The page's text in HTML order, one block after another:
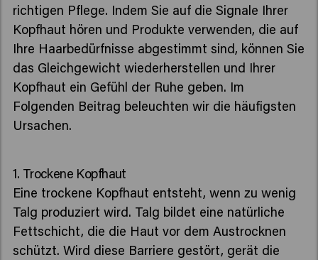
richtigen Pflege. Indem Sie auf die Signale Ihrer
Kopfhaut hören und Produkte verwenden, die auf
Ihre Haarbedürfnisse abgestimmt sind, können Sie
das Gleichgewicht wiederherstellen und Ihrer
Kopfhaut ein Gefühl der Ruhe geben. Im
Folgenden Beitrag beleuchten wir die häufigsten
Ursachen.
1. Trockene Kopfhaut
Eine trockene Kopfhaut entsteht, wenn zu wenig
Talg produziert wird. Talg bildet eine natürliche
Fettschicht, die die Haut vor dem Austrocknen
schützt. Wird diese Barriere gestört, gerät die